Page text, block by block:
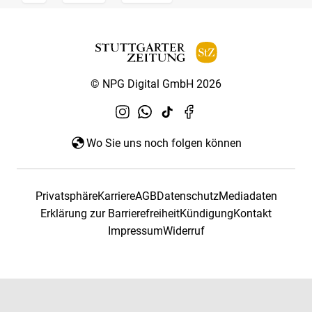
© NPG Digital GmbH 2026
Wo Sie uns noch folgen können
PrivatsphäreKarriereAGBDatenschutzMediadaten
Erklärung zur BarrierefreiheitKündigungKontakt
ImpressumWiderruf